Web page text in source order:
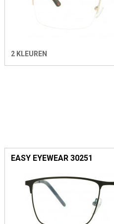
2 KLEUREN
EASY EYEWEAR 30251